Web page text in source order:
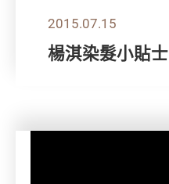
2015.07.15
楊淇染髮小貼士